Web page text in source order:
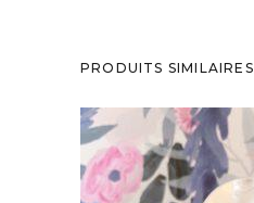
PRODUITS SIMILAIRES